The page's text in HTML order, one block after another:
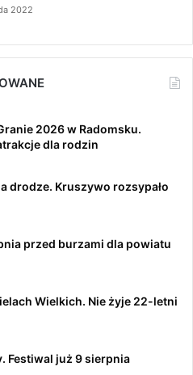
2022
2026 w Radomsku.
dla rodzin
drodze. Kruszywo rozsypało
przed burzami dla powiatu
Wielkich. Nie żyje 22-letni
Festiwal już 9 sierpnia